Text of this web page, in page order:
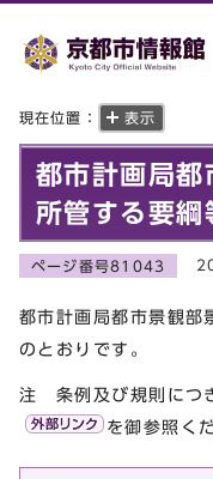
現在位置： 表示
都市計画局都
所管する要綱
ページ番号81043
都市計画局都市景観部
のとおりです。
注 条例及び規則につ
を御参照く